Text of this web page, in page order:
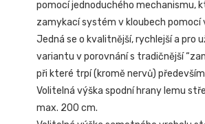
pomocí jednoduchého mechanismu,
zamykací systém v kloubech pomocí
Jedná se o kvalitnější, rychlejší a pro
variantu v porovnání s tradičnější
při které trpí (kromě nervů)
Volitelná výška spodní hrany lemu
max. 200 cm.